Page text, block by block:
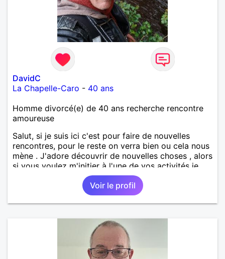
DavidC
La Chapelle-Caro - 40 ans
Homme divorcé(e) de 40 ans recherche rencontre
amoureuse
Salut, si je suis ici c'est pour faire de nouvelles
rencontres, pour le reste on verra bien ou cela nous
mène . J'adore découvrir de nouvelles choses , alors
si vous voulez m'initier à l'une de vos activités je
Voir le profil